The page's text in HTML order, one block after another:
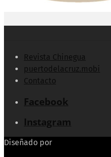
Revista Chinegua
puertodelacruz.mobi
Contacto
Facebook
Instagram
Diseñado por